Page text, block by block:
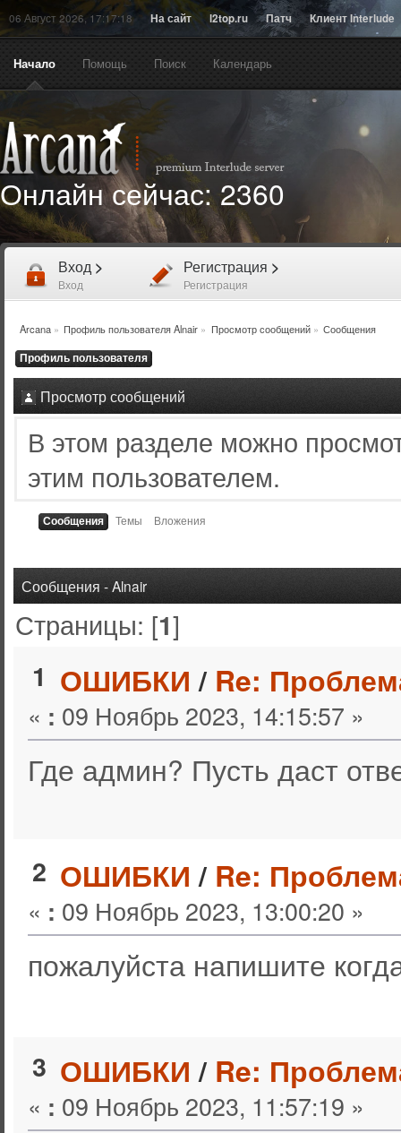
06 Август 2026, 17:17:18 На сайт l2top.ru Патч Клиент Interlude
Начало Помощь Поиск Календарь
Онлайн сейчас:2360
Вход >
Вход
Регистрация >
Регистрация
Arcana» Профиль пользователя Alnair » Просмотр сообщений» Сообщения
Профиль пользователя
Просмотр сообщений
В этом разделе можно
этим пользователем.
Сообщения Темы Вложения
Сообщения - Alnair
Страницы: [1]
1 ОШИБКИ / Re:
« : 09 Ноябрь 2023, 14:15:57 »
Где админ? Пусть даст
2 ОШИБКИ / Re:
« : 09 Ноябрь 2023, 13:00:20 »
пожалуйста напишите
3 ОШИБКИ / Re:
« : 09 Ноябрь 2023, 11:57:19 »